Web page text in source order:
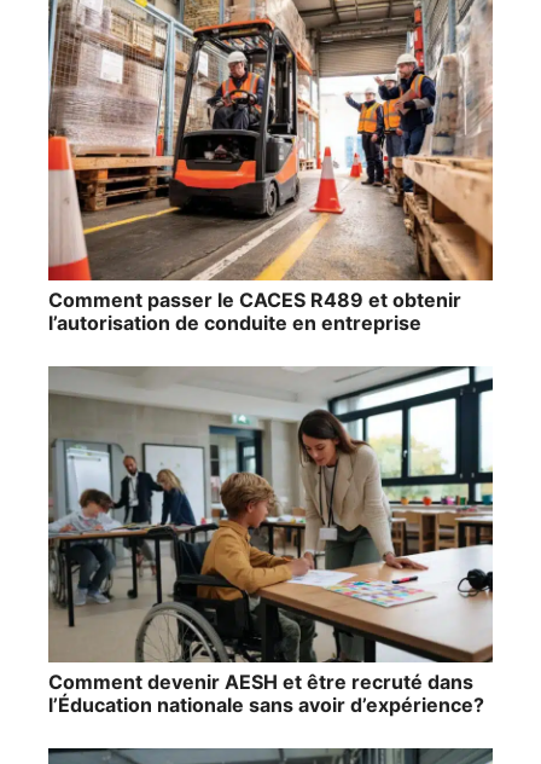
Comment passer le CACES R489 et obtenir
l’autorisation de conduite en entreprise
Comment devenir AESH et être recruté dans
l’Éducation nationale sans avoir d’expérience?